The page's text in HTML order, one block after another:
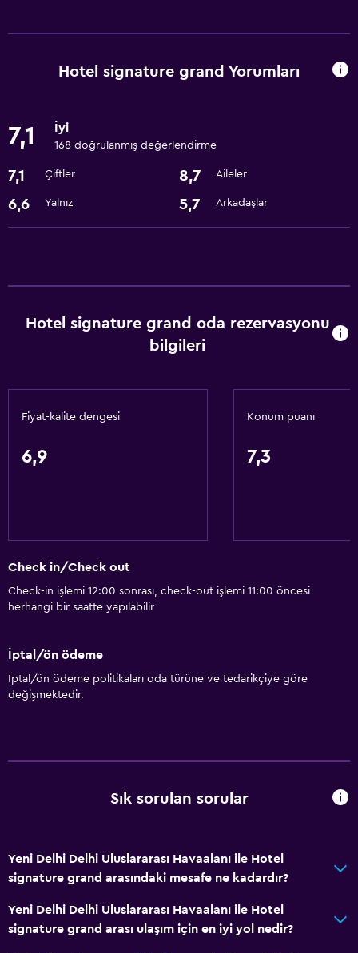
ATM bulunur
Emanet kasası
24 saat resepsiyon
Restoran
Otomat (atıştırmalık)
Ücretsiz WiFi
Artırılmış erişilebilirlik
Özel Sigara İçilir Alan
Genel
24 saat güvenlik
Hotel signature grand Yorumları
7,1 İyi
168 doğrulanmış değerlendirme
7,1 Çiftler 8,7 Aileler
6,6 Yalnız 5,7 Arkadaşlar
Hotel signature grand oda rezervasyonu
bilgileri
Fiyat-kalite dengesi
6,9
Konum puanı
7,3
Check in/Check out
Check-in işlemi 12:00 sonrası, check-out işlemi 11:00 öncesi
herhangi bir saatte yapılabilir
İptal/ön ödeme
İptal/ön ödeme politikaları oda türüne ve tedarikçiye göre
değişmektedir.
Sık sorulan sorular
Yeni Delhi Delhi Uluslararası Havaalanı ile Hotel
signature grand arasındaki mesafe ne kadardır?
Yeni Delhi Delhi Uluslararası Havaalanı ile Hotel
signature grand arası ulaşım için en iyi yol nedir?